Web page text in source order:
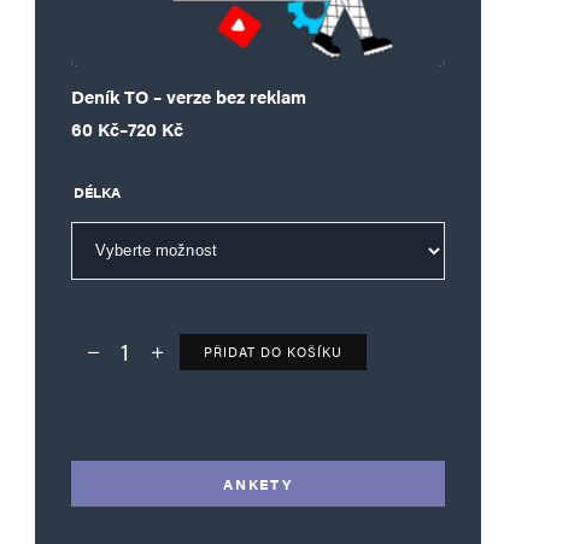
Deník TO – verze bez reklam
60 Kč–720 Kč
Rozpětí cen: 60 Kč až 720 Kč
DÉLKA
Deník TO – verze bez reklam množství
PŘIDAT DO KOŠÍKU
ANKETY